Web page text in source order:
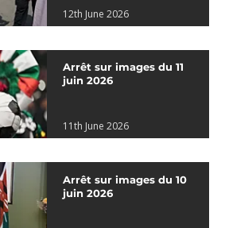
12th June 2026
Arrêt sur images du 11
juin 2026
11th June 2026
Arrêt sur images du 10
juin 2026